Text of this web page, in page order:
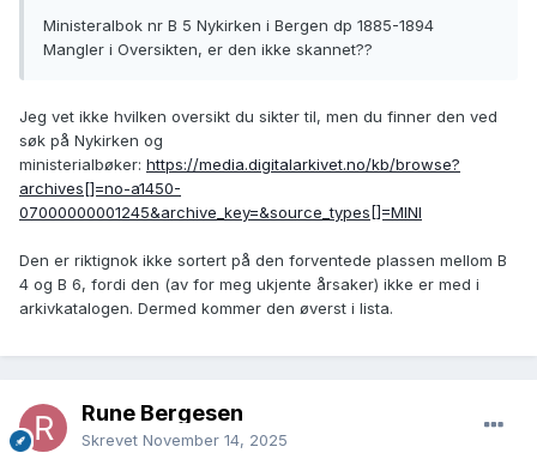
Ministeralbok nr B 5 Nykirken i Bergen dp 1885-1894
Mangler i Oversikten, er den ikke skannet??
Jeg vet ikke hvilken oversikt du sikter til, men du finner den ved
søk på Nykirken og
ministerialbøker: https://media.digitalarkivet.no/kb/browse?
archives[]=no-a1450-
07000000001245&archive_key=&source_types[]=MINI
Den er riktignok ikke sortert på den forventede plassen mellom B
4 og B 6, fordi den (av for meg ukjente årsaker) ikke er med i
arkivkatalogen. Dermed kommer den øverst i lista.
Rune Bergesen
Skrevet November 14, 2025